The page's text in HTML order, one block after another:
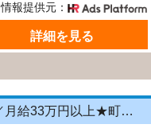
情報提供元：
詳細を見る
＼投函メイン！営業＆残業ナシ！／月給33万円以上★町歩きをしながら投函♪20～50代活躍中☆年間休日125日以上！[26750544]